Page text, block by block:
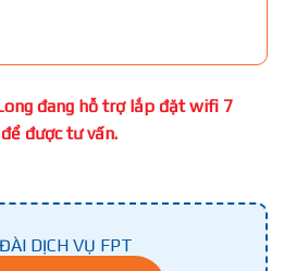
đang hỗ trợ lắp đặt wifi 7
được tư vấn.
DỊCH VỤ FPT